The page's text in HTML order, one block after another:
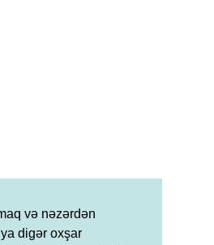
və nəzərdən
digər oxşar